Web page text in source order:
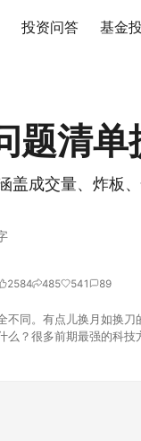
投资问答 基金
题清
盖成交量、炸板
2584 485 541 89
不同。有点儿换月如换
么？很多前期最强的科